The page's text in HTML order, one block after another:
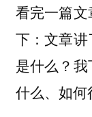
看完一篇
下：文章
是什么？
什么、如何